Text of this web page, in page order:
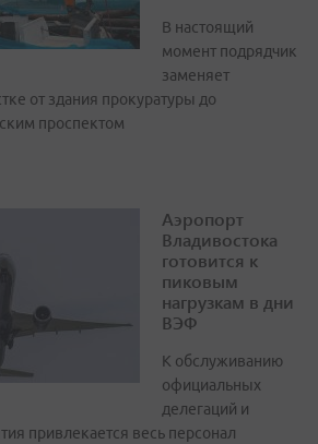
В настоящий
момент подрядчик
заменяет
от здания прокуратуры до
проспектом
Аэропорт
Владивостока
готовится к
пиковым
нагрузкам в дни
ВЭФ
К обслуживанию
официальных
делегаций и
привлекается весь персонал